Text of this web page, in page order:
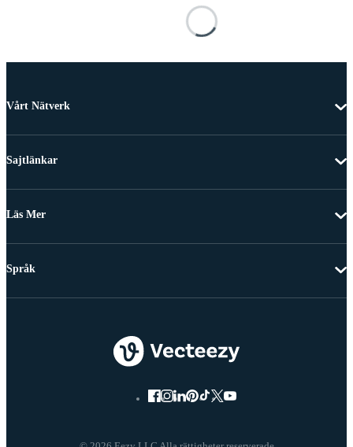
Vårt Nätverk
Sajtlänkar
Läs Mer
Språk